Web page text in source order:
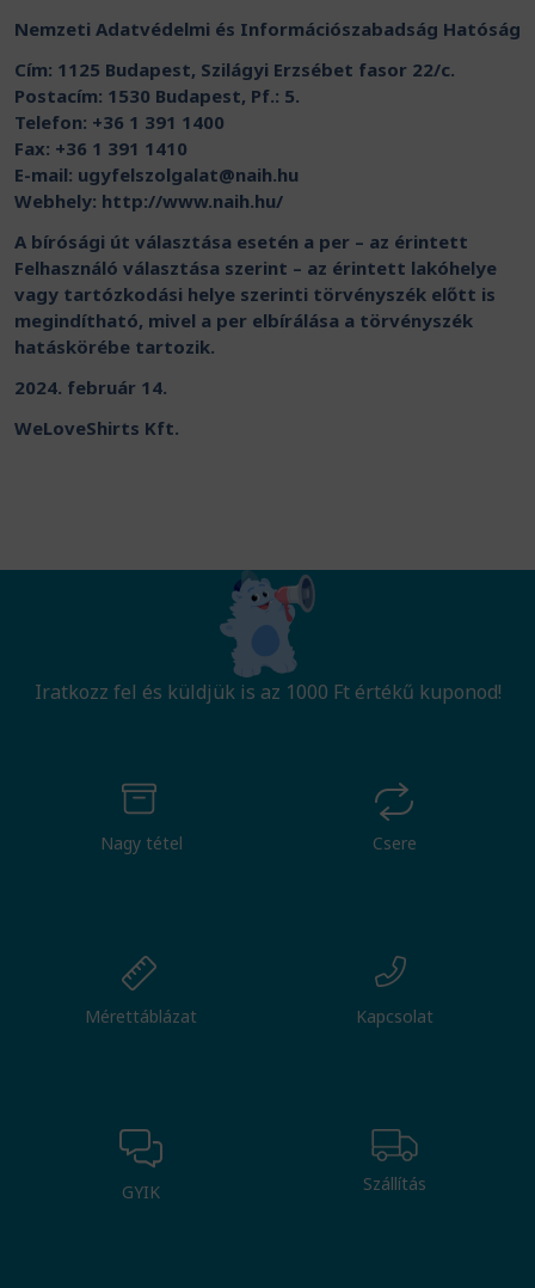
Nemzeti Adatvédelmi és Információszabadság Hatóság
Cím: 1125 Budapest, Szilágyi Erzsébet fasor 22/c.
Postacím: 1530 Budapest, Pf.: 5.
Telefon: +36 1 391 1400
Fax: +36 1 391 1410
E-mail: ugyfelszolgalat@naih.hu
Webhely: http://www.naih.hu/
A bírósági út választása esetén a per – az érintett
Felhasználó választása szerint – az érintett lakóhelye
vagy tartózkodási helye szerinti törvényszék előtt is
megindítható, mivel a per elbírálása a törvényszék
hatáskörébe tartozik.
2024. február 14.
WeLoveShirts Kft.
Iratkozz fel és küldjük is az 1000 Ft értékű kuponod!
Nagy tétel Csere
Mérettáblázat Kapcsolat
GYIK Szállítás